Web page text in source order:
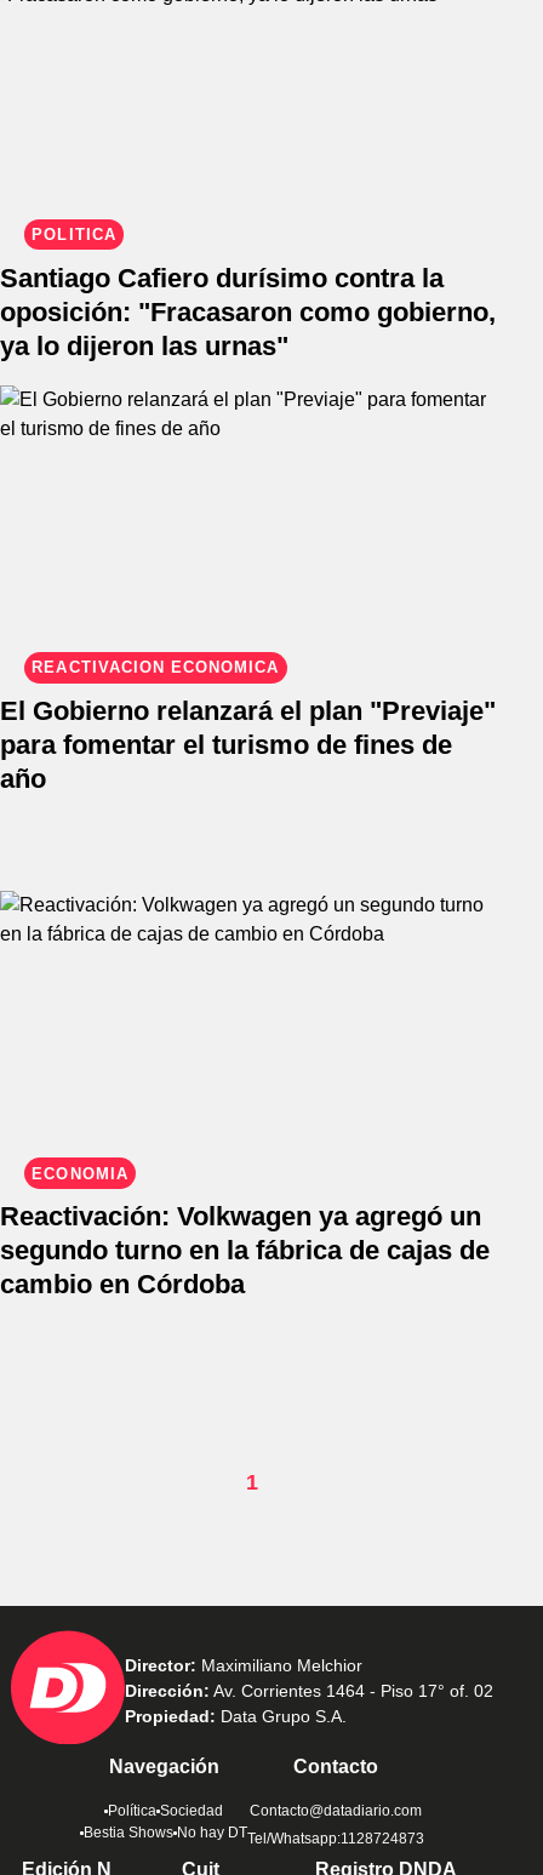
POLÍTICA
Santiago Cafiero durísimo contra la
oposición: "Fracasaron como gobierno,
ya lo dijeron las urnas"
REACTIVACIÓN ECONÓMICA
El Gobierno relanzará el plan "Previaje"
para fomentar el turismo de fines de
año
ECONOMÍA
Reactivación: Volkwagen ya agregó un
segundo turno en la fábrica de cajas de
cambio en Córdoba
1
Director: Maximiliano Melchior
Dirección: Av. Corrientes 1464 - Piso 17° of. 02
Propiedad: Data Grupo S.A.
Navegación
Política Sociedad
Bestia Shows No hay DT
Contacto
Contacto@datadiario.com
Tel/Whatsapp:1128724873
Edición N Cuit Registro DNDA